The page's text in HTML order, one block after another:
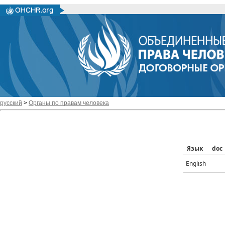
русский > Органы по правам человека
Язык
doc
English